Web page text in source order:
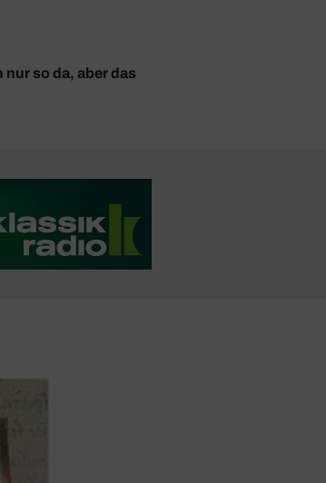
so da, aber das